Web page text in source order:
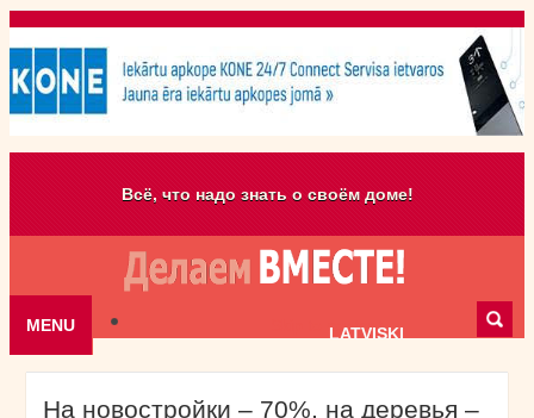
Всё, что надо знать о своём доме!
MENU LATVISKI
Skip to content
На новостройки – 70%, на деревья –